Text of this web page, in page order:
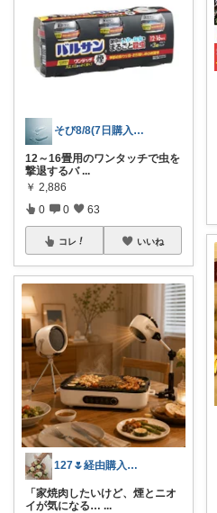
そび8/8(7日購入感謝です末広がり㊗
12～16畳用のワンタッチで虫を
撃退するバ ...
￥ 2,886
0 0 63
コレ いいね
127🌷経由購入感謝✨
「家焼肉したいけど、煙とニオ
イが気になる… ...